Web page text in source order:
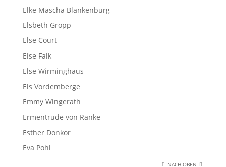
Elke Mascha Blankenburg
Elsbeth Gropp
Else Court
Else Falk
Else Wirminghaus
Els Vordemberge
Emmy Wingerath
Ermentrude von Ranke
Esther Donkor
Eva Pohl
NACH OBEN